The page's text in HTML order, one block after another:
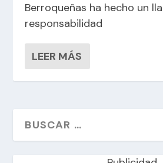
Berroqueñas ha hecho un
responsabilidad
LEER MÁS